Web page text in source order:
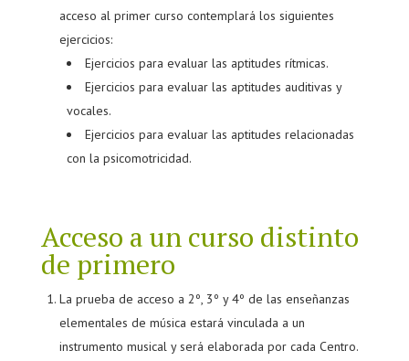
acceso al primer curso contemplará los siguientes
ejercicios:
Ejercicios para evaluar las aptitudes rítmicas.
Ejercicios para evaluar las aptitudes auditivas y
vocales.
Ejercicios para evaluar las aptitudes relacionadas
con la psicomotricidad.
Acceso a un curso distinto
de primero
La prueba de acceso a 2º, 3º y 4º de las enseñanzas
elementales de música estará vinculada a un
instrumento musical y será elaborada por cada Centro.